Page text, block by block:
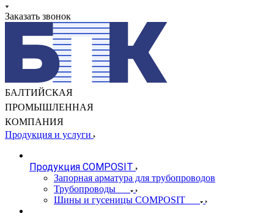
Заказать звонок
БАЛТИЙСКАЯ
ПРОМЫШЛЕННАЯ
КОМПАНИЯ
Продукция и услуги
Продукция COMPOSIT
Запорная арматура для трубопроводов
Трубопроводы
Шины и гусеницы COMPOSIT